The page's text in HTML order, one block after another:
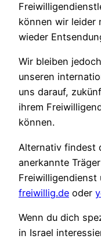
können wir leider
wieder
Wir bleiben
unseren
uns darauf,
ihrem
können.
Alternativ findest
anerkannte
Freiwilligendienst
freiwillig.de oder
Wenn du dich
in Israel